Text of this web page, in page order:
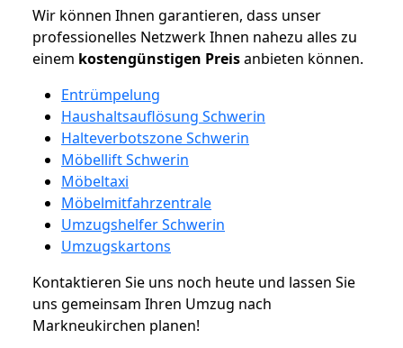
Wir können Ihnen garantieren, dass unser
professionelles Netzwerk Ihnen nahezu alles zu
einem kostengünstigen Preisanbieten können.
Entrümpelung
Haushaltsauflösung Schwerin
Halteverbotszone Schwerin
Möbellift Schwerin
Möbeltaxi
Möbelmitfahrzentrale
Umzugshelfer Schwerin
Umzugskartons
Kontaktieren Sie uns noch heute und lassen Sie
uns gemeinsam Ihren Umzug nach
Markneukirchen planen!